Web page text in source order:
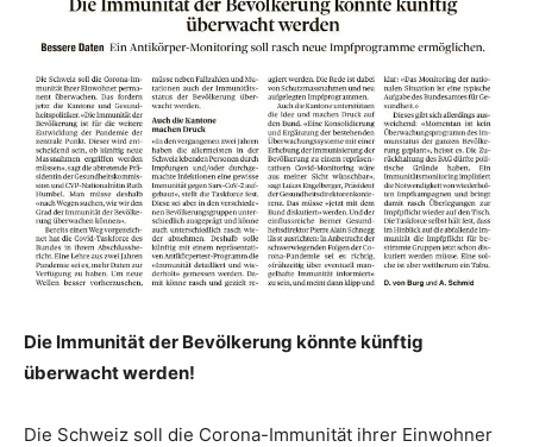
Die Immunität der Bevölkerung könnte künftig
überwacht werden!
Die Schweiz soll die Corona-Immunität ihrer Einwohner